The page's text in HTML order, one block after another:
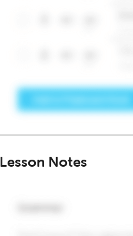
Lesson Notes